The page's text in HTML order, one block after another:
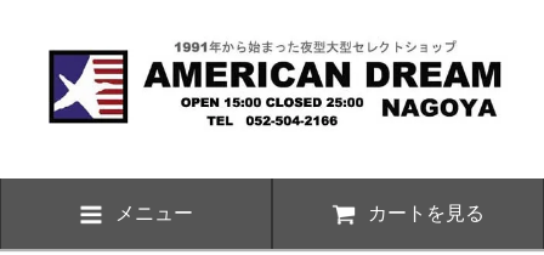
メニュー カートを見る